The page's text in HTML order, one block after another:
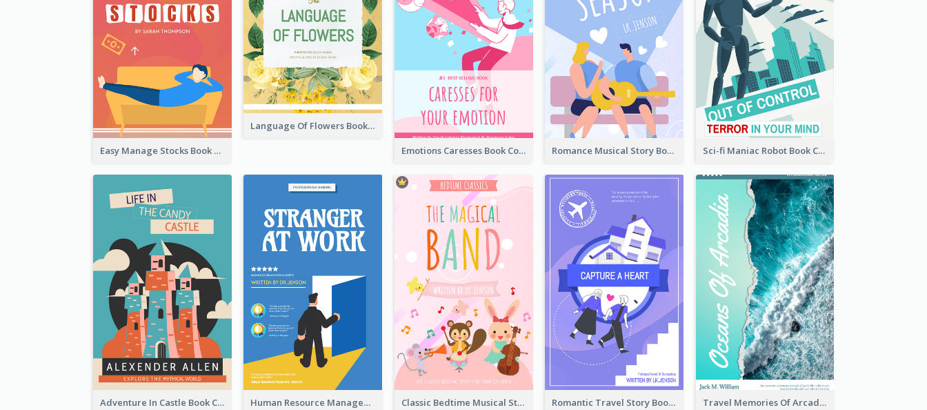
Easy Manage Stocks Book Cover Design
Language Of Flowers Book Cover
Emotions Caresses Book Cover Romance Musical Story Book Cover Sci-fi Maniac Robot Book Cover
Adventure In Castle Book Cover Human Resource Management Book Cover Classic Bedtime Musical Story Book Cover Romantic Travel Story Book Cover Travel Memories Of Arcadia Book Cover